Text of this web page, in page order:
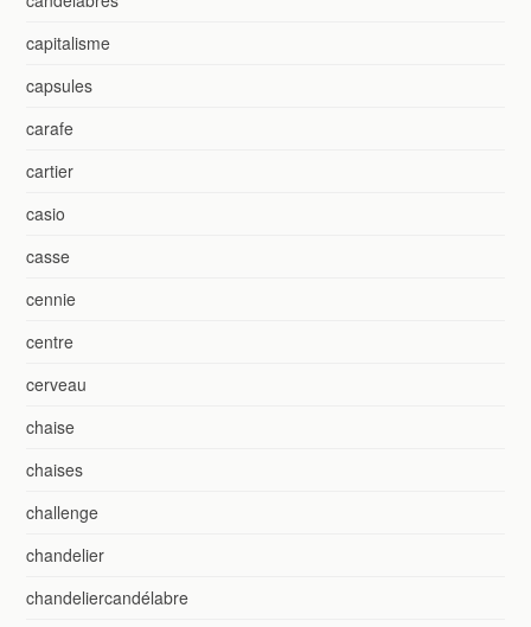
capitalisme
capsules
carafe
cartier
casio
casse
cennie
centre
cerveau
chaise
chaises
challenge
chandelier
chandeliercandélabre